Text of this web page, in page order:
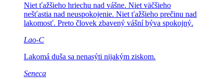
Niet ťažšieho hriechu nad vášne. Niet väčšieho
nešťastia nad neuspokojenie. Niet ťažšieho prečinu nad
lakomosť. Preto človek zbavený vášní býva spokojný.
Lao-C
Lakomá duša sa nenasýti nijakým ziskom.
Seneca